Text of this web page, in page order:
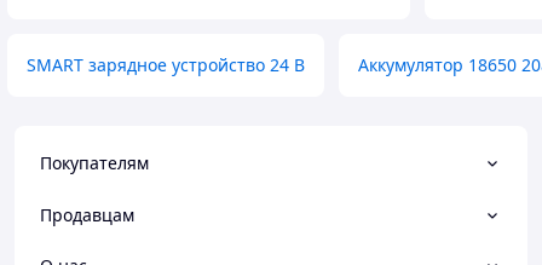
SMART зарядное устройство 24 В Аккумулятор 18650
Покупателям
Продавцам